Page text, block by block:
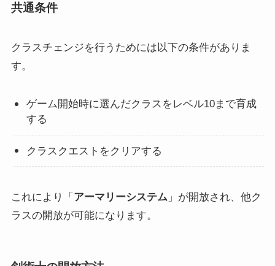
共通条件
クラスチェンジを行うためには以下の条件がありま
す。
ゲーム開始時に選んだクラスをレベル10まで育成
する
クラスクエストをクリアする
これにより「 アーマリーシステム 」が開放され、他ク
ラスの開放が可能になります。